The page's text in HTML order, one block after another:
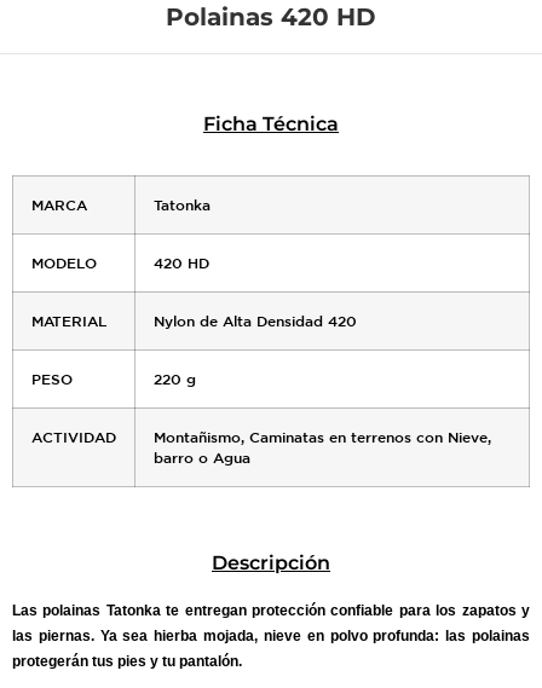
Polainas 420 HD
Ficha Técnica
MARCA Tatonka
MODELO 420 HD
MATERIAL Nylon de Alta Densidad 420
PESO 220 g
ACTIVIDAD
Montañismo, Caminatas en terrenos con Nieve,
barro o Agua
Descripción
Las polainas Tatonka te entregan protección confiable para los zapatos y
las piernas. Ya sea hierba mojada, nieve en polvo profunda: las polainas
protegerán tus pies y tu pantalón.